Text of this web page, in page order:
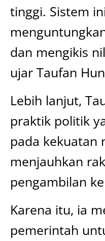
tinggi. Sistem
dan mengikis
ujar Taufan
Lebih lanjut,
praktik politik
pada kekuatan
menjauhkan
pengambilan
Karena itu, ia
pemerintah